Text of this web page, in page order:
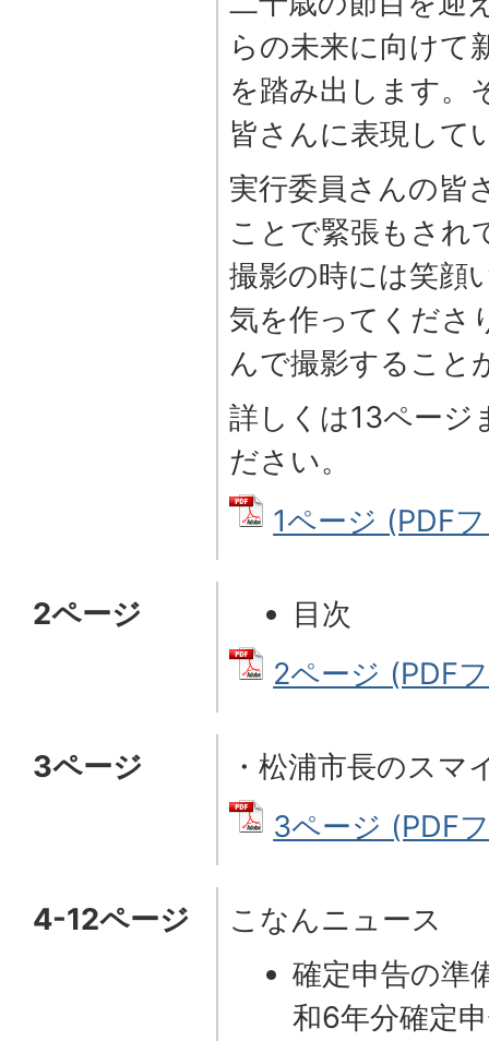
らの未来に向けて
を踏み出します。
皆さんに表現して
実行委員さんの皆
ことで緊張もされ
撮影の時には笑顔
気を作ってくださ
んで撮影すること
詳しくは13ページ
ださい。
1ページ (PDF
2ページ
目次
2ページ (PDF
3ページ
・松浦市長のスマ
3ページ (PDF
4-12ページ
こなんニュース
確定申告の準
和6年分確定